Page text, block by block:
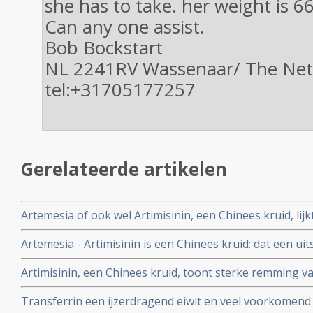
she has to take. her weight is
Can any one assist.
Bob Bockstart
NL 2241RV Wassenaar/ The
tel:+31705177257
Gerelateerde artikelen
Artemesia of ook wel Artimisinin, een Chinees kruid,
behandeling van kanker.
Artemesia - Artimisinin is een Chinees kruid: dat een
blijkt bij verschillende vormen van kanker
Artimisinin, een Chinees kruid, toont sterke remming
met ratten met borstkankertumoren.
Transferrin een ijzerdragend eiwit en veel